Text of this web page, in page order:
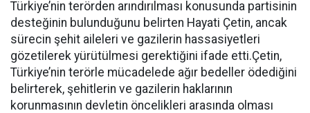
Türkiye’nin terörden arındırılması konusunda partisinin
desteğinin bulunduğunu belirten Hayati Çetin, ancak
sürecin şehit aileleri ve gazilerin hassasiyetleri
gözetilerek yürütülmesi gerektiğini ifade etti.Çetin,
Türkiye’nin terörle mücadelede ağır bedeller ödediğini
belirterek, şehitlerin ve gazilerin haklarının
korunmasının devletin öncelikleri arasında olması